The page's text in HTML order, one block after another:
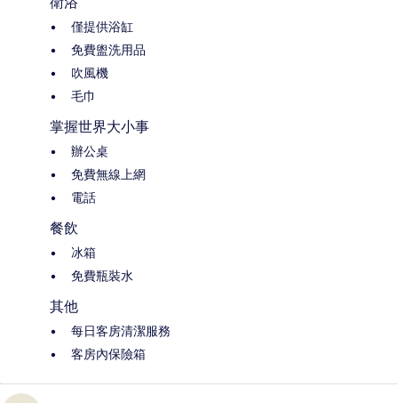
僅提供浴缸
免費盥洗用品
吹風機
毛巾
掌握世界大小事
辦公桌
免費無線上網
電話
餐飲
冰箱
免費瓶裝水
其他
每日客房清潔服務
客房內保險箱